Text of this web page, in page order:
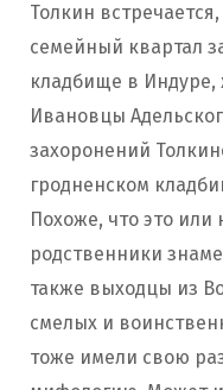
Толкин
семейный квартал
кладбище в Индуре,
Ивановцы
захоронений
гродненском
Похоже, что это
родственники
также выходцы из
смелых и
тоже имели свою